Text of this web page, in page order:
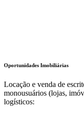
Oportunidades Imobiliárias
Locação e venda de
monousuários (lojas,
logísticos: